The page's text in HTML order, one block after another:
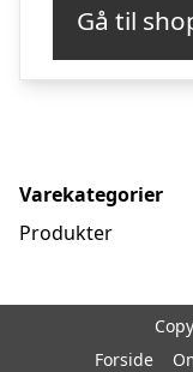
Gå til
Varekategorier
Produkter
Forside